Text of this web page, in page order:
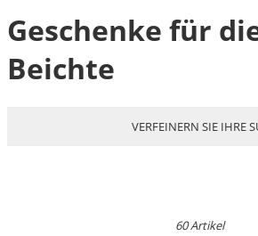
Geschenke für
Beichte
VERFEINERN SIE IHRE
60 Artikel